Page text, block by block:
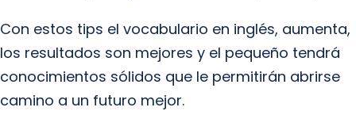
Con estos tips el vocabulario en inglés, aumenta,
los resultados son mejores y el pequeño tendrá
conocimientos sólidos que le permitirán abrirse
camino a un futuro mejor.